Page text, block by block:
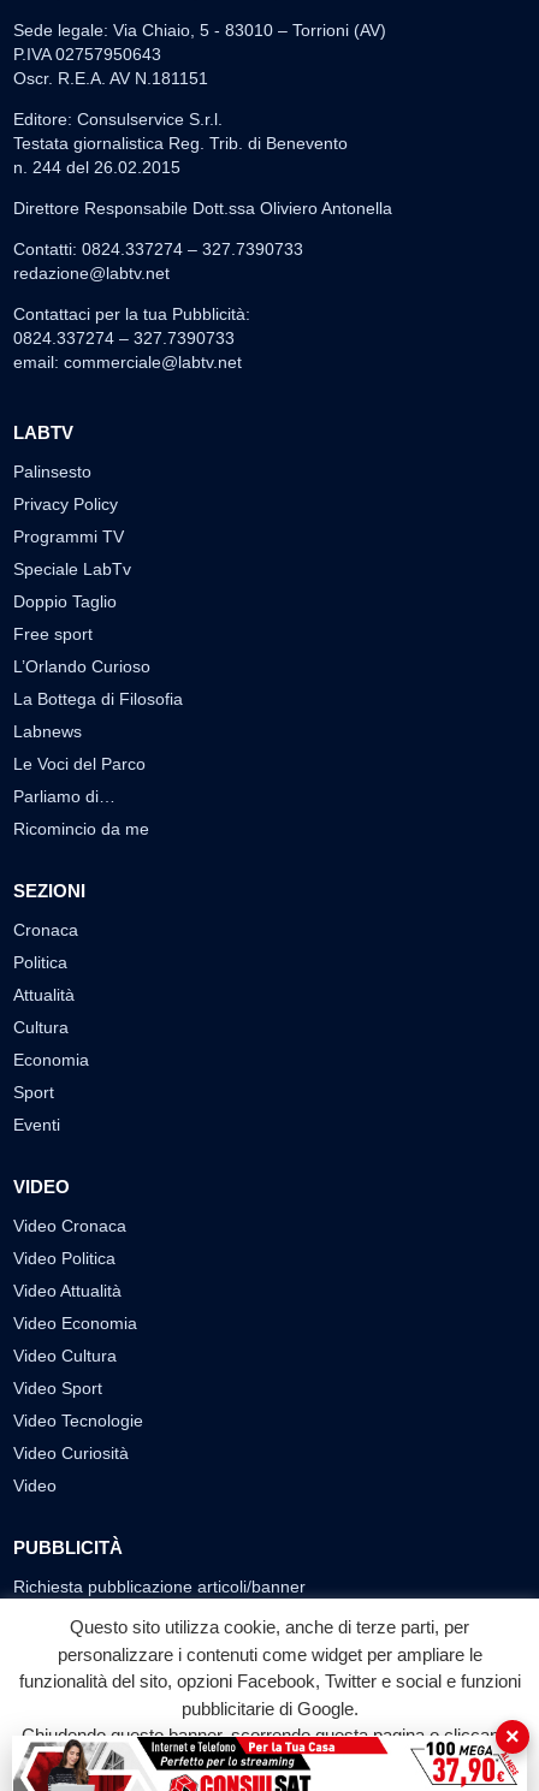
Sede legale: Via Chiaio, 5 - 83010 – Torrioni (AV)
P.IVA 02757950643
Oscr. R.E.A. AV N.181151
Editore: Consulservice S.r.l.
Testata giornalistica Reg. Trib. di Benevento
n. 244 del 26.02.2015
Direttore Responsabile Dott.ssa Oliviero Antonella
Contatti: 0824.337274 – 327.7390733
redazione@labtv.net
Contattaci per la tua Pubblicità:
0824.337274 – 327.7390733
email: commerciale@labtv.net
LABTV
Palinsesto
Privacy Policy
Programmi TV
Speciale LabTv
Doppio Taglio
Free sport
L’Orlando Curioso
La Bottega di Filosofia
Labnews
Le Voci del Parco
Parliamo di…
Ricomincio da me
SEZIONI
Cronaca
Politica
Attualità
Cultura
Economia
Sport
Eventi
VIDEO
Video Cronaca
Video Politica
Video Attualità
Video Economia
Video Cultura
Video Sport
Video Tecnologie
Video Curiosità
Video
PUBBLICITÀ
Richiesta pubblicazione articoli/banner
SEGUICI SUI SOCIAL
f
Facebook
◎ ▶
YouTube
Questo sito utilizza cookie, anche di terze parti, per
personalizzare i contenuti come widget per ampliare le
funzionalità del sito, opzioni Facebook, Twitter e social e funzioni
pubblicitarie di Google.
Chiudendo questo banner, scorrendo questa pagina o cliccando
su qualunque suo elemento acconsenti all'uso dei cookie.
×